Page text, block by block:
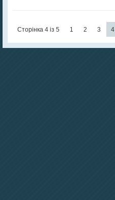
Сторінка 4 із 5 1 2 3 4